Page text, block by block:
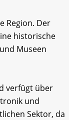
Region. Der
historische
Museen
verfügt über
und
Sektor, da